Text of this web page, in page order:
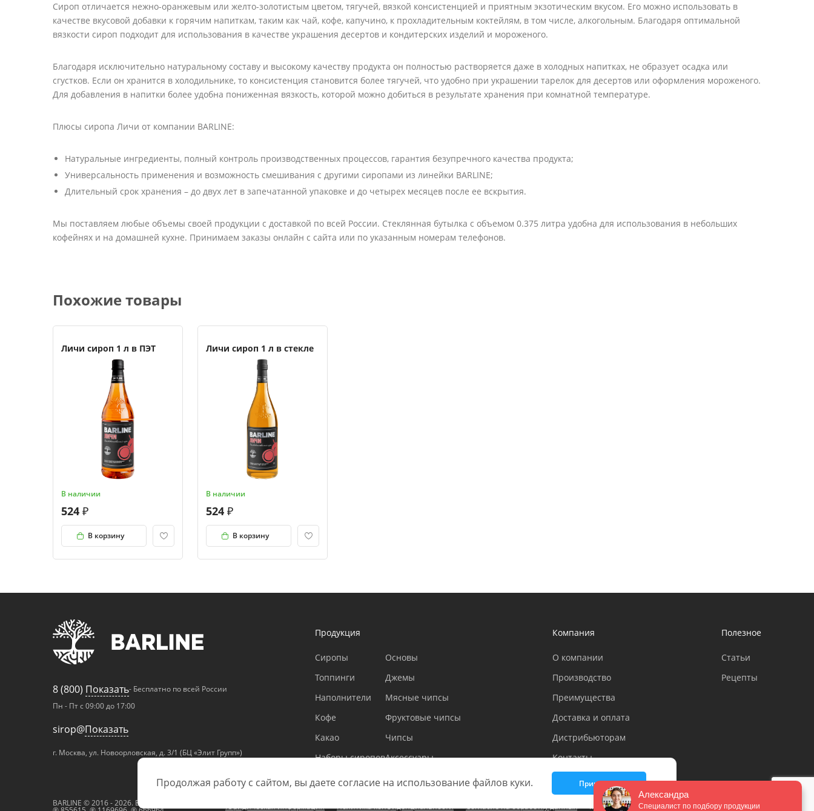
Сироп отличается нежно-оранжевым или желто-золотистым цветом, тягучей, вязкой консистенцией и приятным экзотическим вкусом. Его можно использовать в
качестве вкусовой добавки к горячим напиткам, таким как чай, кофе, капучино, к прохладительным коктейлям, в том числе, алкогольным. Благодаря оптимальной
вязкости сироп подходит для использования в качестве украшения десертов и кондитерских изделий и мороженого.
Благодаря исключительно натуральному составу и высокому качеству продукта он полностью растворяется даже в холодных напитках, не образует осадка или
сгустков. Если он хранится в холодильнике, то консистенция становится более тягучей, что удобно при украшении тарелок для десертов или оформления мороженого.
Для добавления в напитки более удобна пониженная вязкость, которой можно добиться в результате хранения при комнатной температуре.
Плюсы сиропа Личи от компании BARLINE:
Натуральные ингредиенты, полный контроль производственных процессов, гарантия безупречного качества продукта;
Универсальность применения и возможность смешивания с другими сиропами из линейки BARLINE;
Длительный срок хранения – до двух лет в запечатанной упаковке и до четырех месяцев после ее вскрытия.
Мы поставляем любые объемы своей продукции с доставкой по всей России. Стеклянная бутылка с объемом 0.375 литра удобна для использования в небольших
кофейнях и на домашней кухне. Принимаем заказы онлайн с сайта или по указанным номерам телефонов.
Похожие товары
Личи сироп 1 л в ПЭТ
В наличии
524
В корзину
Личи сироп 1 л в стекле
В наличии
524
В корзину
8 (800) Показать- Бесплатно по всей России
Пн - Пт с 09:00 до 17:00
sirop@Показать
г. Москва, ул. Новоорловская, д. 3/1 (БЦ «Элит Групп»)
Продукция
Сиропы
Топпинги
Наполнители
Кофе
Какао
Наборы сиропов
Основы
Джемы
Мясные чипсы
Фруктовые чипсы
Чипсы
Аксессуары
Компания
О компании
Производство
Преимущества
Доставка и оплата
Дистрибьюторам
Контакты
Полезное
Статьи
Рецепты
BARLINE © 2016 - 2026. Все права защищены Юридическая информация Политика конфиденциальности Согласие на обработку данных Мы в социальных сетях:
Продолжая работу с сайтом, вы даете согласие на использование файлов куки.
Принимаю
Александра
Специалист по подбору продукции